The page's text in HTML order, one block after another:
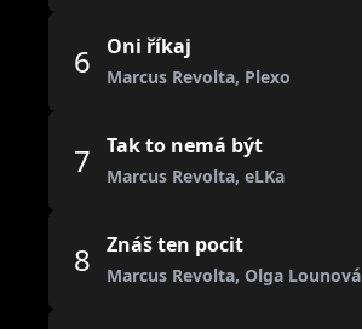
6 Oni říkaj
Marcus Revolta, Plexo
7 Tak to nemá být
Marcus Revolta, eLKa
8 Znáš ten pocit
Marcus Revolta, Olga Lounová